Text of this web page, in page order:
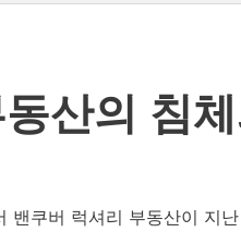
산의 침
밴쿠버 럭셔리 부동산이 지